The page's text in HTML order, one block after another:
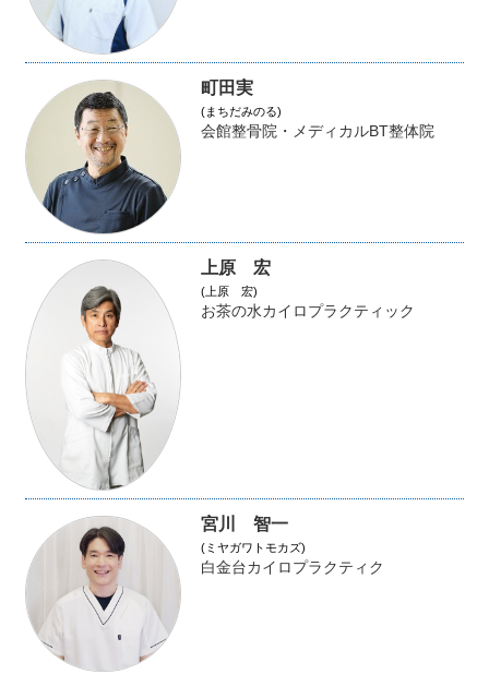
町田実
(まちだみのる)
会館整骨院・メディカルBT整体院
上原 宏
(上原 宏)
お茶の水カイロプラクティック
宮川 智一
(ミヤガワトモカズ)
白金台カイロプラクティク